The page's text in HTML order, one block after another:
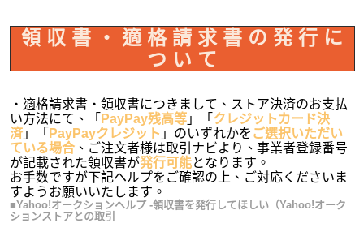
領 収 書 ・ 適 格 請 求 書 の 発 行 に
つ い て
・適格請求書・領収書につきまして、ストア決済のお支払
い方法にて、「 PayPay残高等」「 クレジットカード決
済」「 PayPayクレジット 」のいずれかを ご選択いただい
ている場合、ご注文者様は取引ナビより、事業者登録番号
が記載された領収書が発行可能となります。
お手数ですが下記ヘルプをご確認の上、ご対応くださいま
すようお願いいたします。
■Yahoo!オークションヘルプ -領収書を発行してほしい（Yahoo!オーク
ションストアとの取引